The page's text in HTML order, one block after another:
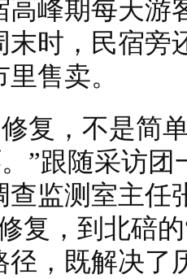
高峰期每天游
末时，民宿旁
售卖。
复，不是简
”跟随采访
查监测室主任
复，到北碚
径，既解决了